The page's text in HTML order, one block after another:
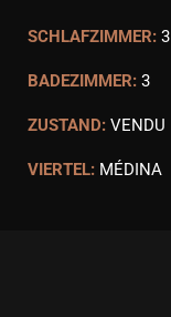
SCHLAFZIMMER: 3
BADEZIMMER: 3
ZUSTAND: VENDU
VIERTEL: MÉDINA